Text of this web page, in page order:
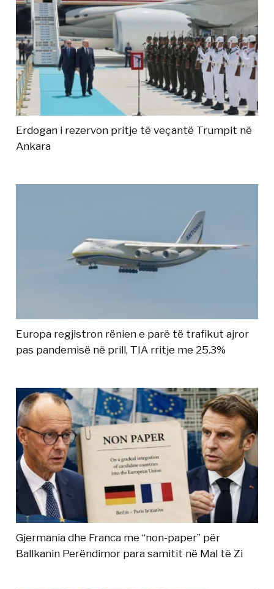
Erdogan i rezervon pritje të veçantë Trumpit në
Ankara
Europa regjistron rënien e parë të trafikut ajror
pas pandemisë në prill, TIA rritje me 25.3%
Gjermania dhe Franca me “non-paper” për
Ballkanin Perëndimor para samitit në Mal të Zi